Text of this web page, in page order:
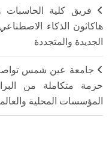
فريق كلية الحاسبات
هاكاثون الذكاء
الجديدة والمتجددة
جامعة عين شمس
حزمة متكاملة من
المؤسسات المحلية